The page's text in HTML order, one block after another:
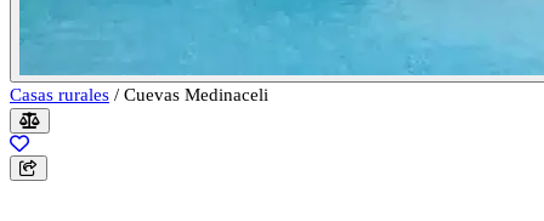
Casas rurales / Cuevas Medinaceli